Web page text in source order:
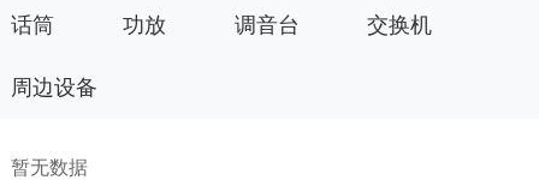
话筒 功放 调音台 交换机
周边设备
暂无数据